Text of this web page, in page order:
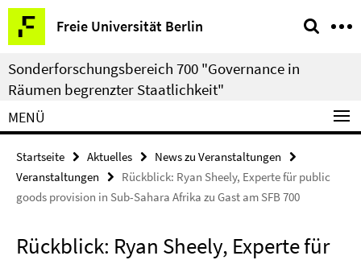
Springe
direkt
zu
Inhalt
Freie Universität Berlin
Service-
Navigation
Sonderforschungsbereich 700 "Governance in
Räumen begrenzter Staatlichkeit"
MENÜ
Startseite Aktuelles
News zu Veranstaltungen
Veranstaltungen
Rückblick: Ryan Sheely, Experte für public
goods provision in Sub-Sahara Afrika zu Gast am SFB 700
Rückblick: Ryan Sheely, Experte für